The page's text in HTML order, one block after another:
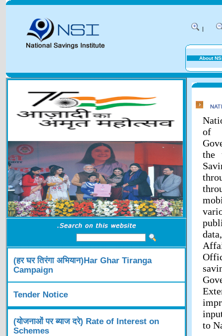
|
About
(हर घर तिरंगा अभियान)Har Ghar Tiranga
Campaign
Tender Notice
(योजनाओं पर ब्याज दरे) Rate of Interest on
Schemes
of
the
to